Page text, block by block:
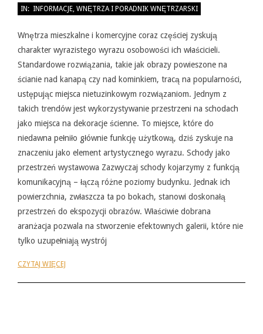
2026-
31
IN: INFORMACJE WNĘTRZA I PORADNIK WNĘTRZARSKI
Wnętrza mieszkalne i komercyjne coraz częściej zyskują
charakter wyrazistego wyrazu osobowości ich właścicieli.
Standardowe rozwiązania, takie jak obrazy powieszone na
ścianie nad kanapą czy nad kominkiem, tracą na popularności,
ustępując miejsca nietuzinkowym rozwiązaniom. Jednym z
takich trendów jest wykorzystywanie przestrzeni na schodach
jako miejsca na dekoracje ścienne. To miejsce, które do
niedawna pełniło głównie funkcję użytkową, dziś zyskuje na
znaczeniu jako element artystycznego wyrazu. Schody jako
przestrzeń wystawowa Zazwyczaj schody kojarzymy z funkcją
komunikacyjną – łączą różne poziomy budynku. Jednak ich
powierzchnia, zwłaszcza ta po bokach, stanowi doskonałą
przestrzeń do ekspozycji obrazów. Właściwie dobrana
aranżacja pozwala na stworzenie efektownych galerii, które nie
tylko uzupełniają wystrój
CZYTAJ WIĘCEJ